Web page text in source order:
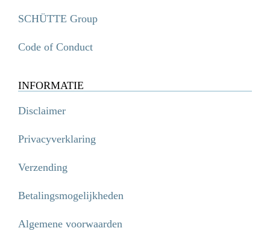
SCHÜTTE Group
Code of Conduct
INFORMATIE
Disclaimer
Privacyverklaring
Verzending
Betalingsmogelijkheden
Algemene voorwaarden